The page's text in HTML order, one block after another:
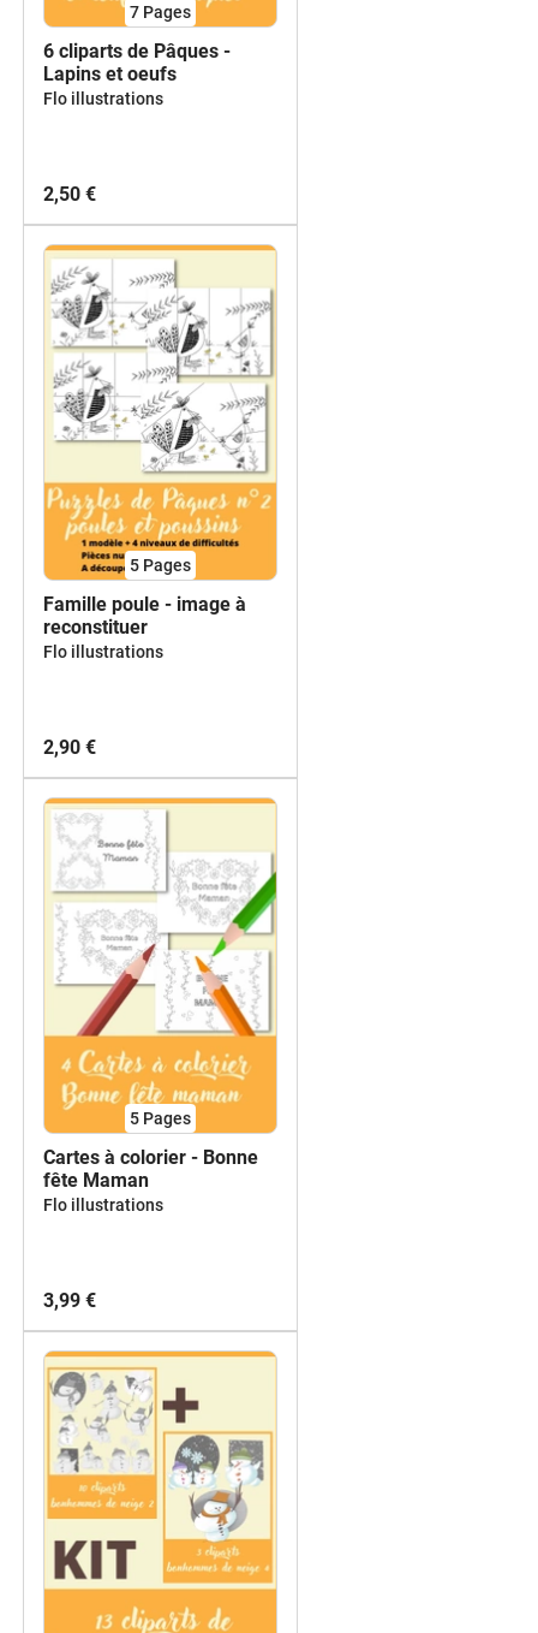
7 Pages
6 cliparts de Pâques -
Lapins et oeufs
Flo illustrations
2,50 €
5 Pages
Famille poule - image à
reconstituer
Flo illustrations
2,90 €
5 Pages
Cartes à colorier - Bonne
fête Maman
Flo illustrations
3,99 €